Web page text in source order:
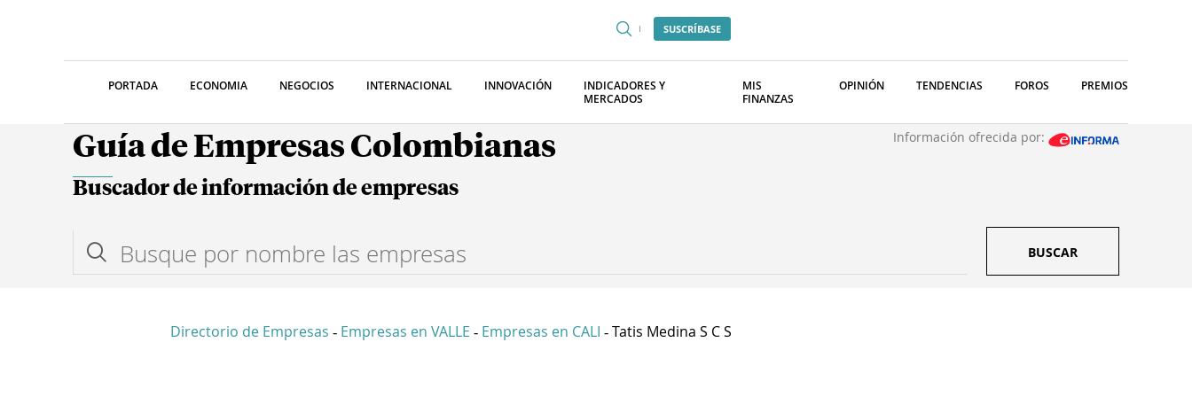
SUSCRÍBASE
PORTADA ECONOMIA NEGOCIOS INTERNACIONAL INNOVACIÓN
INDICADORES Y
MERCADOS
MIS
FINANZAS
OPINIÓN TENDENCIAS FOROS PREMIOS
Guía de Empresas Colombianas Información ofrecida por:
Buscador de información de empresas
BUSCAR
Directorio de Empresas - Empresas en VALLE - Empresas en CALI - Tatis Medina S C S